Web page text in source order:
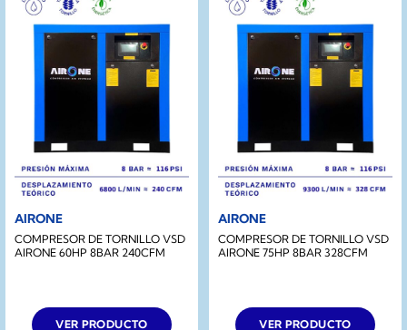
AIRONE
COMPRESOR DE TORNILLO VSD
AIRONE 60HP 8BAR 240CFM
VER PRODUCTO
AIRONE
COMPRESOR DE TORNILLO VSD
AIRONE 75HP 8BAR 328CFM
VER PRODUCTO